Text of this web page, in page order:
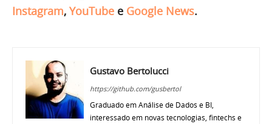
Instagram, YouTube e Google News.
Gustavo Bertolucci
https://github.com/gusbertol
Graduado em Análise de Dados e BI,
interessado em novas tecnologias, fintechs e